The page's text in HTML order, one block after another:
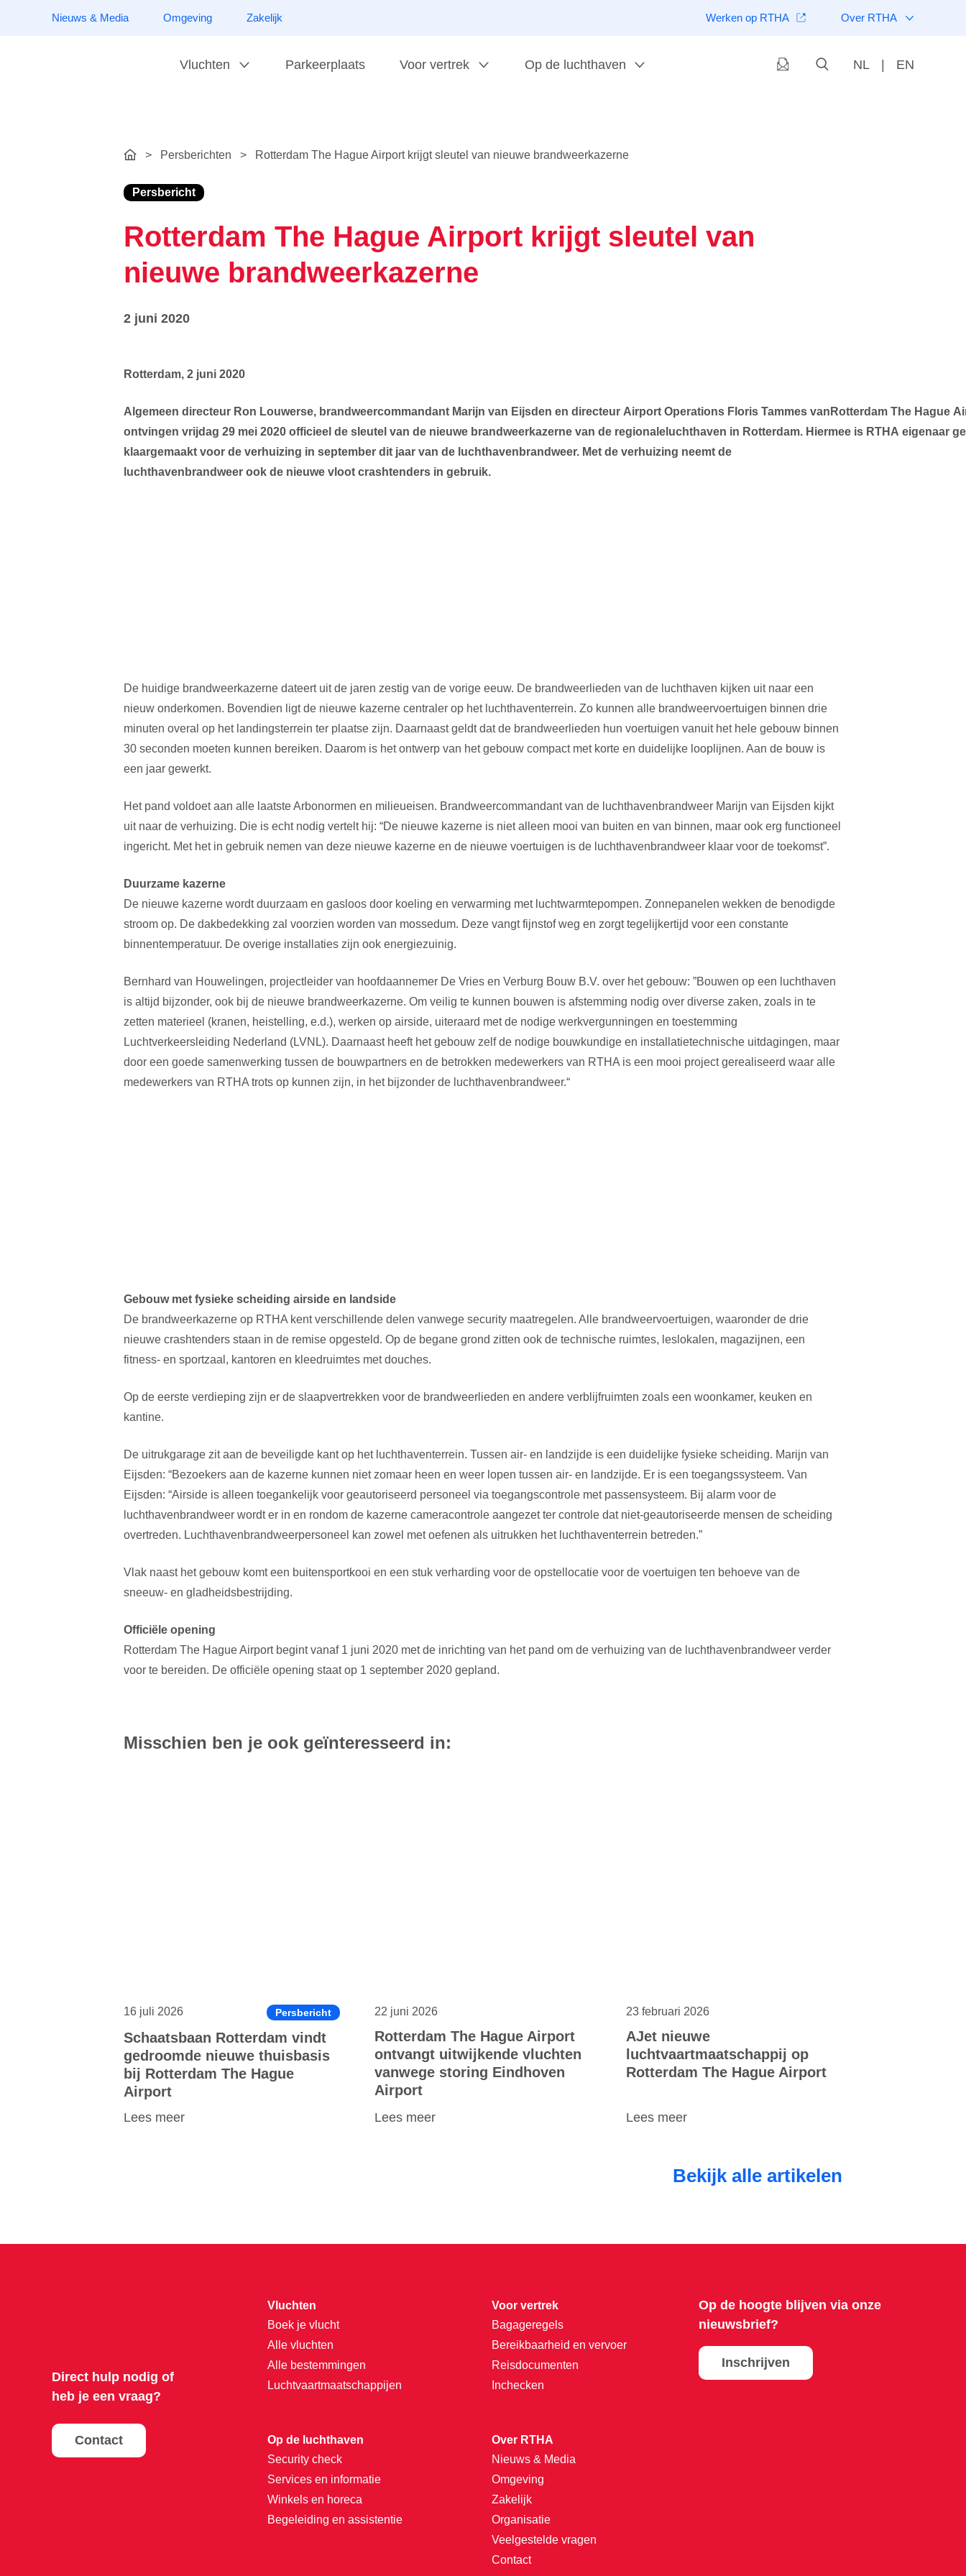
Nieuws & Media Omgeving Zakelijk Werken op RTHA Over RTHA
Vluchten Parkeerplaats Voor vertrek Op de luchthaven NL | EN
> Persberichten > Rotterdam The Hague Airport krijgt sleutel van nieuwe brandweerkazerne
Persbericht
Rotterdam The Hague Airport krijgt sleutel van
nieuwe brandweerkazerne
2 juni 2020
Rotterdam, 2 juni 2020
Algemeen directeur Ron Louwerse, brandweercommandant Marijn van Eijsden en directeur Airport Operations Floris Tammes vanRotterdam The Hague
ontvingen vrijdag 29 mei 2020 officieel de sleutel van de nieuwe brandweerkazerne van de regionaleluchthaven in Rotterdam. Hiermee is RTHA eigenaar
klaargemaakt voor de verhuizing in september dit jaar van de luchthavenbrandweer. Met de verhuizing neemt de
luchthavenbrandweer ook de nieuwe vloot crashtenders in gebruik.
De huidige brandweerkazerne dateert uit de jaren zestig van de vorige eeuw. De brandweerlieden van de luchthaven kijken uit naar een
nieuw onderkomen. Bovendien ligt de nieuwe kazerne centraler op het luchthaventerrein. Zo kunnen alle brandweervoertuigen binnen drie
minuten overal op het landingsterrein ter plaatse zijn. Daarnaast geldt dat de brandweerlieden hun voertuigen vanuit het hele gebouw binnen
30 seconden moeten kunnen bereiken. Daarom is het ontwerp van het gebouw compact met korte en duidelijke looplijnen. Aan de bouw is
een jaar gewerkt.
Het pand voldoet aan alle laatste Arbonormen en milieueisen. Brandweercommandant van de luchthavenbrandweer Marijn van Eijsden kijkt
uit naar de verhuizing. Die is echt nodig vertelt hij: “De nieuwe kazerne is niet alleen mooi van buiten en van binnen, maar ook erg functioneel
ingericht. Met het in gebruik nemen van deze nieuwe kazerne en de nieuwe voertuigen is de luchthavenbrandweer klaar voor de toekomst”.
Duurzame kazerne
De nieuwe kazerne wordt duurzaam en gasloos door koeling en verwarming met luchtwarmtepompen. Zonnepanelen wekken de benodigde
stroom op. De dakbedekking zal voorzien worden van mossedum. Deze vangt fijnstof weg en zorgt tegelijkertijd voor een constante
binnentemperatuur. De overige installaties zijn ook energiezuinig.
Bernhard van Houwelingen, projectleider van hoofdaannemer De Vries en Verburg Bouw B.V. over het gebouw: ”Bouwen op een luchthaven
is altijd bijzonder, ook bij de nieuwe brandweerkazerne. Om veilig te kunnen bouwen is afstemming nodig over diverse zaken, zoals in te
zetten materieel (kranen, heistelling, e.d.), werken op airside, uiteraard met de nodige werkvergunningen en toestemming
Luchtverkeersleiding Nederland (LVNL). Daarnaast heeft het gebouw zelf de nodige bouwkundige en installatietechnische uitdagingen, maar
door een goede samenwerking tussen de bouwpartners en de betrokken medewerkers van RTHA is een mooi project gerealiseerd waar alle
medewerkers van RTHA trots op kunnen zijn, in het bijzonder de luchthavenbrandweer.“
Gebouw met fysieke scheiding airside en landside
De brandweerkazerne op RTHA kent verschillende delen vanwege security maatregelen. Alle brandweervoertuigen, waaronder de drie
nieuwe crashtenders staan in de remise opgesteld. Op de begane grond zitten ook de technische ruimtes, leslokalen, magazijnen, een
fitness- en sportzaal, kantoren en kleedruimtes met douches.
Op de eerste verdieping zijn er de slaapvertrekken voor de brandweerlieden en andere verblijfruimten zoals een woonkamer, keuken en
kantine.
De uitrukgarage zit aan de beveiligde kant op het luchthaventerrein. Tussen air- en landzijde is een duidelijke fysieke scheiding. Marijn van
Eijsden: “Bezoekers aan de kazerne kunnen niet zomaar heen en weer lopen tussen air- en landzijde. Er is een toegangssysteem. Van
Eijsden: “Airside is alleen toegankelijk voor geautoriseerd personeel via toegangscontrole met passensysteem. Bij alarm voor de
luchthavenbrandweer wordt er in en rondom de kazerne cameracontrole aangezet ter controle dat niet-geautoriseerde mensen de scheiding
overtreden. Luchthavenbrandweerpersoneel kan zowel met oefenen als uitrukken het luchthaventerrein betreden.”
Vlak naast het gebouw komt een buitensportkooi en een stuk verharding voor de opstellocatie voor de voertuigen ten behoeve van de
sneeuw- en gladheidsbestrijding.
Officiële opening
Rotterdam The Hague Airport begint vanaf 1 juni 2020 met de inrichting van het pand om de verhuizing van de luchthavenbrandweer verder
voor te bereiden. De officiële opening staat op 1 september 2020 gepland.
Misschien ben je ook geïnteresseerd in:
16 juli 2026 Persbericht
Schaatsbaan Rotterdam vindt
gedroomde nieuwe thuisbasis
bij Rotterdam The Hague
Airport
Lees meer
22 juni 2026
Rotterdam The Hague Airport
ontvangt uitwijkende vluchten
vanwege storing Eindhoven
Airport
Lees meer
23 februari 2026
AJet nieuwe
luchtvaartmaatschappij op
Rotterdam The Hague Airport
Lees meer
Bekijk alle artikelen
Direct hulp nodig of
heb je een vraag?
Contact
Vluchten
Boek je vlucht
Alle vluchten
Alle bestemmingen
Luchtvaartmaatschappijen
Voor vertrek
Bagageregels
Bereikbaarheid en vervoer
Reisdocumenten
Inchecken
Op de luchthaven
Security check
Services en informatie
Winkels en horeca
Begeleiding en assistentie
Over RTHA
Nieuws & Media
Omgeving
Zakelijk
Organisatie
Veelgestelde vragen
Contact
Op de hoogte blijven via onze
nieuwsbrief?
Inschrijven